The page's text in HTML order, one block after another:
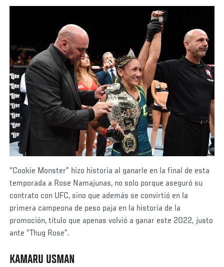
“Cookie Monster” hizo historia al ganarle en la final de esta
temporada a Rose Namajunas, no solo porque aseguró su
contrato con UFC, sino que además se convirtió en la
primera campeona de peso paja en la historia de la
promoción, título que apenas volvió a ganar este 2022, justo
ante “Thug Rose”.
KAMARU USMAN